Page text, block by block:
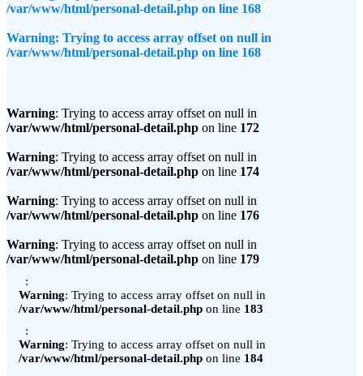
/var/www/html/personal-detail.php on line 168
Warning: Trying to access array offset on null in
/var/www/html/personal-detail.php on line 168
Warning: Trying to access array offset on null in
/var/www/html/personal-detail.php on line 172
Warning: Trying to access array offset on null in
/var/www/html/personal-detail.php on line 174
Warning: Trying to access array offset on null in
/var/www/html/personal-detail.php on line 176
Warning: Trying to access array offset on null in
/var/www/html/personal-detail.php on line 179
:
Warning: Trying to access array offset on null in
/var/www/html/personal-detail.php on line 183
:
Warning: Trying to access array offset on null in
/var/www/html/personal-detail.php on line 184